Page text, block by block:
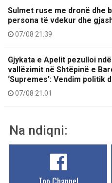
Sulmet ruse me dronë dhe
persona të vdekur dhe
07/08 21:39
Gjykata e Apelit pezulloi
vallëzimit në Shtëpinë e
‘Supremes’: Vendim politik
07/08 21:01
Na ndiqni: